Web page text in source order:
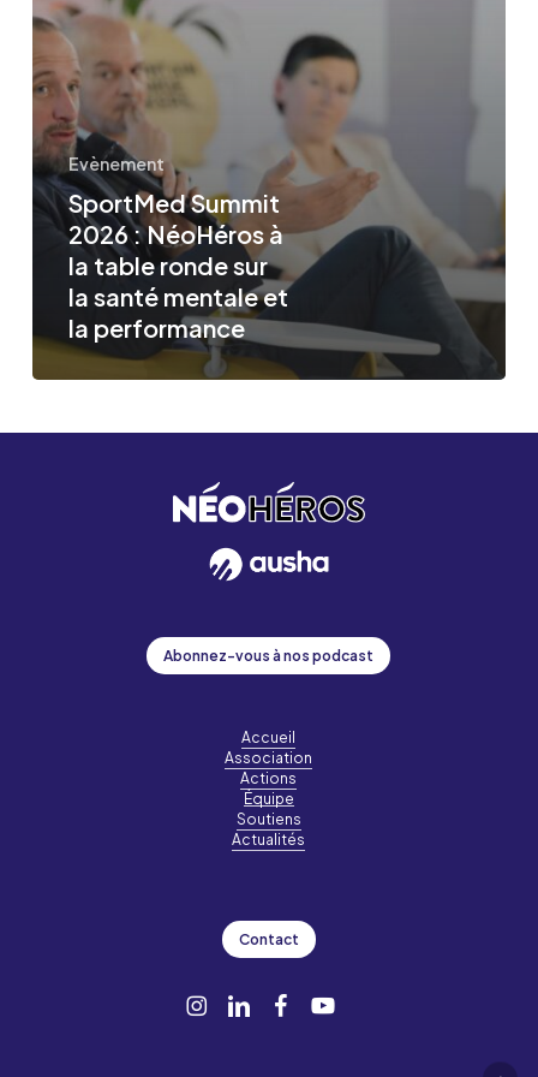
à
la
table
ronde
sur
santé
mentale
et
la
performance
Evènement
SportMed Summit
2026 : NéoHéros à
la table ronde sur
la santé mentale et
la performance
Abonnez-vous à nos podcast
Accueil
Association
Actions
Équipe
Soutiens
Actualités
Contact